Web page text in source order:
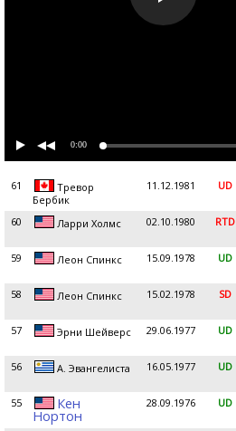
0:00
61
Тревор
Бербик
11.12.1981 UD
60 Ларри Холмс 02.10.1980 RTD
59 Леон Спинкс 15.09.1978 UD
58 Леон Спинкс 15.02.1978 SD
57 Эрни Шейверс 29.06.1977 UD
56 А. Эвангелиста 16.05.1977 UD
55 Кен
Нортон
28.09.1976 UD